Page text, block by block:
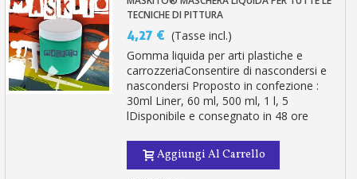
TECNICHE DI PITTURA
4,27 € (Tasse incl.)
Gomma liquida per arti plastiche e
carrozzeriaConsentire di nascondersi e
nascondersi Proposto in confezione :
30ml Liner, 60 ml, 500 ml, 1 l, 5
lDisponibile e consegnato in 48 ore
Aggiungi Al Carrello